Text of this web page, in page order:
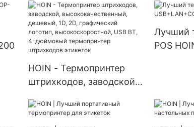
HOIN - Термопринтер
штрихкодов, заводской,
дешевый, 1D, 2D,
графический логотип,
Лучший
POS